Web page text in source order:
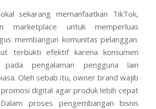
sekarang memanfaatkan TikTok,
marketplace untuk memperluas
membangun komunitas pelanggan.
terbukti efektif karena konsumen
pengalaman pengguna lain
Oleh sebab itu, owner brand wajib
digital agar produk lebih cepat
proses pengembangan bisnis